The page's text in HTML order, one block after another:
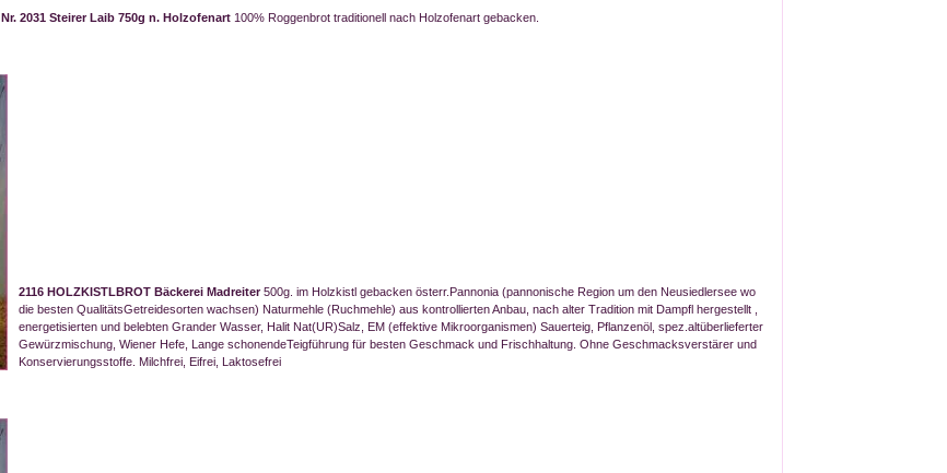
Nr. 2031 Steirer Laib 750g n. Holzofenart 100% Roggenbrot traditionell nach Holzofenart gebacken.
2116 HOLZKISTLBROT Bäckerei Madreiter500g. im Holzkistl gebacken österr.Pannonia (pannonische Region um den Neusiedlersee wo
die besten QualitätsGetreidesorten wachsen) Naturmehle (Ruchmehle) aus kontrollierten Anbau, nach alter Tradition mit Dampfl hergestellt ,
energetisierten und belebten Grander Wasser, Halit Nat(UR)Salz, EM (effektive Mikroorganismen) Sauerteig, Pflanzenöl, spez.altüberlieferter
Gewürzmischung, Wiener Hefe, Lange schonendeTeigführung für besten Geschmack und Frischhaltung. Ohne Geschmacksverstärer und
Konservierungsstoffe. Milchfrei, Eifrei, Laktosefrei